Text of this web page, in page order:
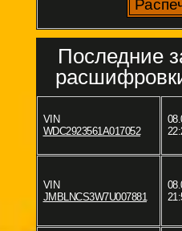
Последние
VIN
WDC2923561A017052
VIN
JMBLNCS3W7U007881